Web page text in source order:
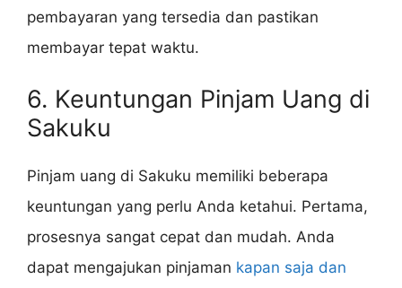
pembayaran yang tersedia dan pastikan
membayar tepat waktu.
6. Keuntungan Pinjam Uang di
Sakuku
Pinjam uang di Sakuku memiliki beberapa
keuntungan yang perlu Anda ketahui. Pertama,
prosesnya sangat cepat dan mudah. Anda
dapat mengajukan pinjaman kapan saja dan